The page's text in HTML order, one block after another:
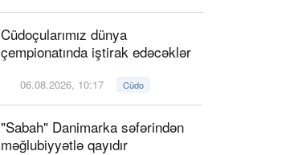
Cüdoçularımız dünya
çempionatında iştirak edəcəklər
06.08.2026, 10:17 Cüdo
"Sabah" Danimarka səfərindən
məğlubiyyətlə qayıdır